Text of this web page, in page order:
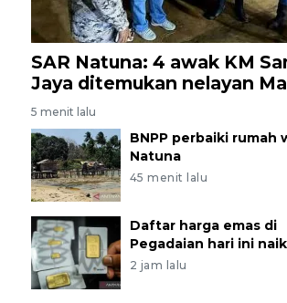
SAR Natuna: 4 awak KM
Jaya ditemukan nelayan
5 menit lalu
BNPP perbaiki rumah
Natuna
45 menit lalu
Daftar harga emas di
Pegadaian hari ini naik
2 jam lalu